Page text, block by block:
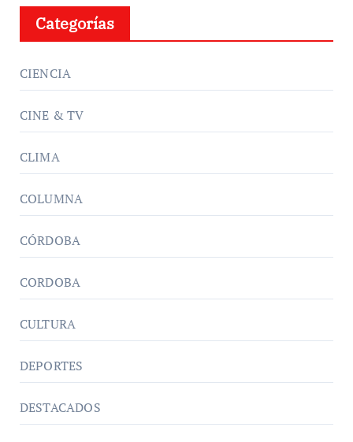
Categorías
CIENCIA
CINE & TV
CLIMA
COLUMNA
CÓRDOBA
CORDOBA
CULTURA
DEPORTES
DESTACADOS